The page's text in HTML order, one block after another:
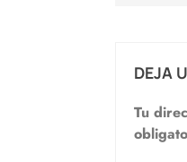
DEJA
Tu